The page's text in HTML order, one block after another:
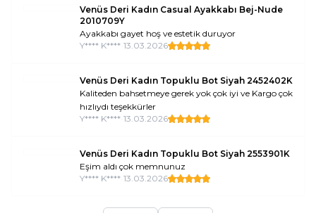
Venüs Deri Kadın Casual Ayakkabı Bej-Nude
2010709Y
Ayakkabı gayet hoş ve estetik duruyor
Y**** K**** 13.03.2026
Venüs Deri Kadın Topuklu Bot Siyah 2452402K
Kaliteden bahsetmeye gerek yok çok iyi ve Kargo çok
hızlıydı teşekkürler
Y**** K**** 13.03.2026
Venüs Deri Kadın Topuklu Bot Siyah 2553901K
Eşim aldı çok memnunuz
Y**** K**** 13.03.2026